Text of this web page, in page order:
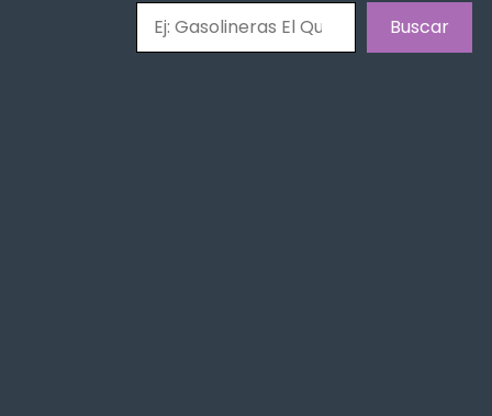
Buscar
Buscar